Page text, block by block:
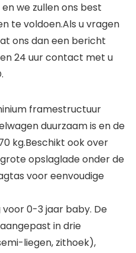
we zullen ons best
te voldoen.Als u vragen
ons dan een bericht
24 uur contact met u
framestructuur
duurzaam is en de
kg.Beschikt ook over
opslaglade onder de
voor eenvoudige
0-3 jaar baby. De
in drie
liegen, zithoek),